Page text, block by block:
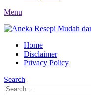
Menu
Home
Disclaimer
Privacy Policy
Search
Search
for: